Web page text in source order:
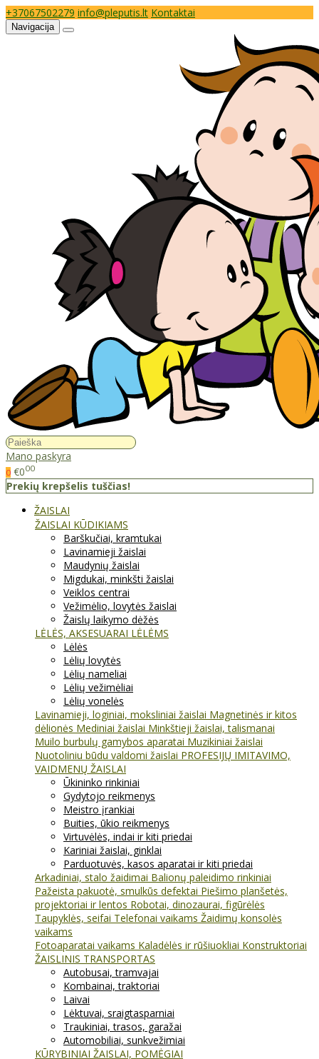
+37067502279 info@pleputis.lt Kontaktai
Navigacija
Mano paskyra
0 €000
Prekių krepšelis tuščias!
ŽAISLAI
ŽAISLAI KŪDIKIAMS
Barškučiai, kramtukai
Lavinamieji žaislai
Maudynių žaislai
Migdukai, minkšti žaislai
Veiklos centrai
Vežimėlio, lovytės žaislai
Žaislų laikymo dėžės
LĖLĖS, AKSESUARAI LĖLĖMS
Lėlės
Lėlių lovytės
Lėlių nameliai
Lėlių vežimėliai
Lėlių vonelės
Lavinamieji, loginiai, moksliniai žaislai Magnetinės ir kitos
dėlionės Mediniai žaislai Minkštieji žaislai, talismanai
Muilo burbulų gamybos aparatai Muzikiniai žaislai
Nuotoliniu būdu valdomi žaislai PROFESIJŲ IMITAVIMO,
VAIDMENŲ ŽAISLAI
Ūkininko rinkiniai
Gydytojo reikmenys
Meistro įrankiai
Buities, ūkio reikmenys
Virtuvėlės, indai ir kiti priedai
Kariniai žaislai, ginklai
Parduotuvės, kasos aparatai ir kiti priedai
Arkadiniai, stalo žaidimai Balionų paleidimo rinkiniai
Pažeista pakuotė, smulkūs defektai Piešimo planšetės,
projektoriai ir lentos Robotai, dinozaurai, figūrėlės
Taupyklės, seifai Telefonai vaikams Žaidimų konsolės
vaikams
Fotoaparatai vaikams Kaladėlės ir rūšiuokliai Konstruktoriai
ŽAISLINIS TRANSPORTAS
Autobusai, tramvajai
Kombainai, traktoriai
Laivai
Lėktuvai, sraigtasparniai
Traukiniai, trasos, garažai
Automobiliai, sunkvežimiai
KŪRYBINIAI ŽAISLAI, POMĖGIAI